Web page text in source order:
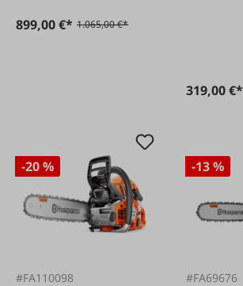
899,00 €* 1.065,00 €*
319,00 €*
-20 %
#FA110098
-13 %
#FA69676